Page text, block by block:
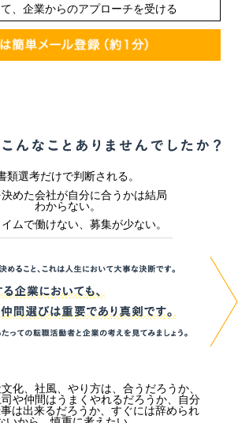
、企業からのアプローチを受ける